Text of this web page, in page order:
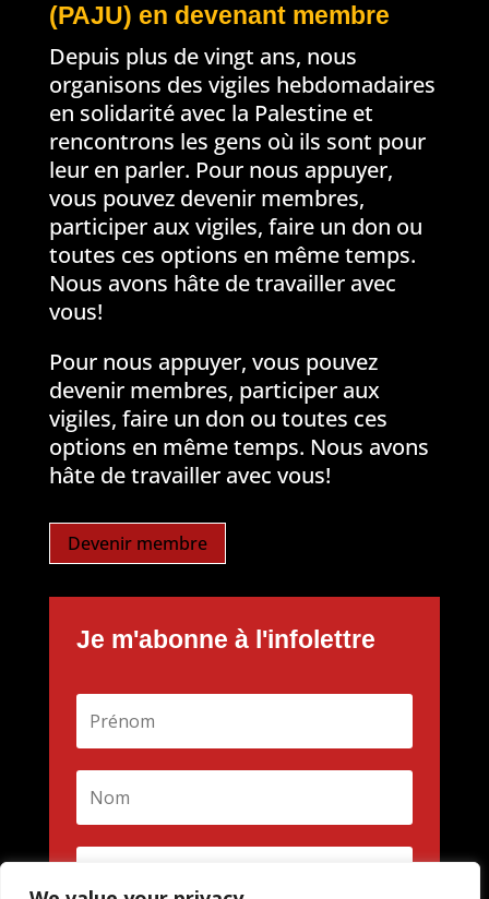
(PAJU) en devenant membre
Depuis plus de vingt ans, nous
organisons des vigiles hebdomadaires
en solidarité avec la Palestine et
rencontrons les gens où ils sont pour
leur en parler. Pour nous appuyer,
vous pouvez devenir membres,
participer aux vigiles, faire un don ou
toutes ces options en même temps.
Nous avons hâte de travailler avec
vous!
Pour nous appuyer, vous pouvez
devenir membres, participer aux
vigiles, faire un don ou toutes ces
options en même temps. Nous avons
hâte de travailler avec vous!
Devenir membre
Je m'abonne à l'infolettre